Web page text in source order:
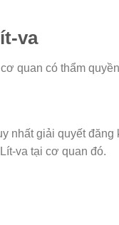
va
quan có thẩm
nhất giải quyết
va tại cơ quan đó.